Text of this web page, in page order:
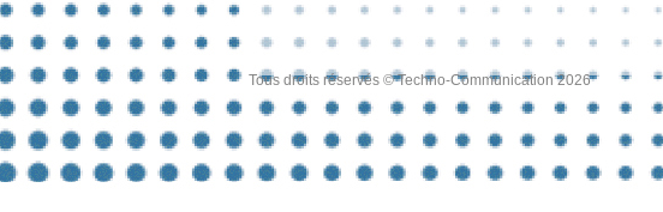
Tous droits réservés © Techno-Communication 2026